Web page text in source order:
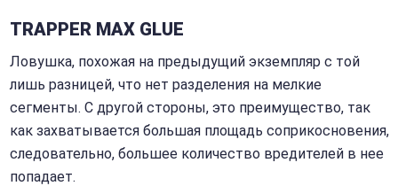
TRAPPER MAX GLUE
Ловушка, похожая на предыдущий экземпляр с той
лишь разницей, что нет разделения на мелкие
сегменты. С другой стороны, это преимущество, так
как захватывается большая площадь соприкосновения,
следовательно, большее количество вредителей в нее
попадает.